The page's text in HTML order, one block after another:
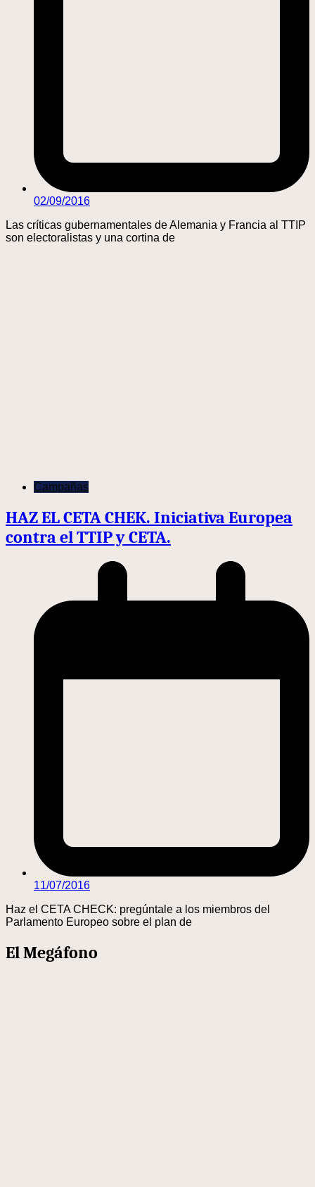
02/09/2016
Las críticas gubernamentales de Alemania y Francia al TTIP
son electoralistas y una cortina de
Campañas
HAZ EL CETA CHEK. Iniciativa Europea
contra el TTIP y CETA.
11/07/2016
Haz el CETA CHECK: pregúntale a los miembros del
Parlamento Europeo sobre el plan de
El Megáfono